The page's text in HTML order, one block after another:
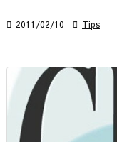
 2011/02/10  Tips